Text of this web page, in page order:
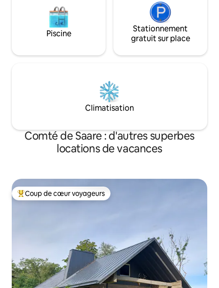
Piscine
Stationnement
gratuit sur place
Climatisation
Comté de Saare : d'autres superbes
locations de vacances
Coups de cœur voyageurs les plus appréciés
Coup de cœur voyageurs